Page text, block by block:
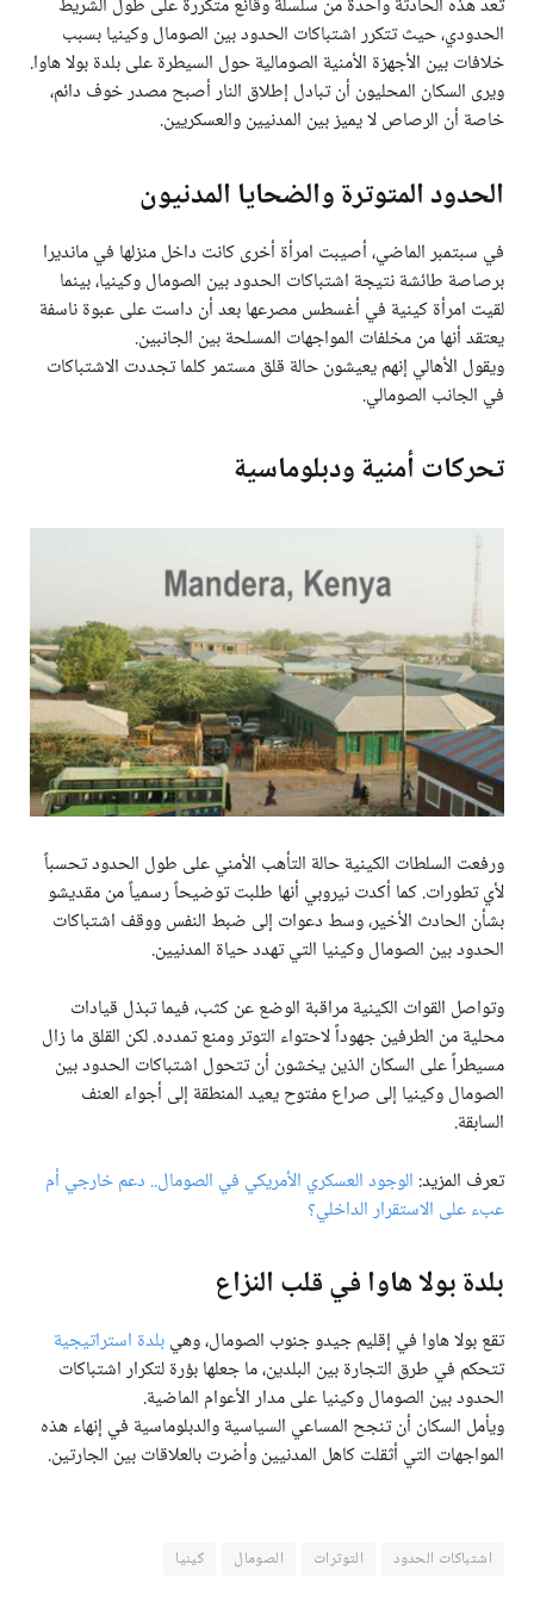
تُعد هذه الحادثة واحدة من سلسلة وقائع متكررة على طول الشريط
الحدودي، حيث تتكرر اشتباكات الحدود بين الصومال وكينيا بسبب
خلافات بين الأجهزة الأمنية الصومالية حول السيطرة على بلدة بولا هاوا.
ويرى السكان المحليون أن تبادل إطلاق النار أصبح مصدر خوف دائم،
خاصة أن الرصاص لا يميز بين المدنيين والعسكريين.
الحدود المتوترة والضحايا المدنيون
في سبتمبر الماضي، أصيبت امرأة أخرى كانت داخل منزلها في مانديرا
برصاصة طائشة نتيجة اشتباكات الحدود بين الصومال وكينيا، بينما
لقيت امرأة كينية في أغسطس مصرعها بعد أن داست على عبوة ناسفة
يعتقد أنها من مخلفات المواجهات المسلحة بين الجانبين.
ويقول الأهالي إنهم يعيشون حالة قلق مستمر كلما تجددت الاشتباكات
في الجانب الصومالي.
تحركات أمنية ودبلوماسية
ورفعت السلطات الكينية حالة التأهب الأمني على طول الحدود تحسباً
لأي تطورات. كما أكدت نيروبي أنها طلبت توضيحاً رسمياً من مقديشو
بشأن الحادث الأخير، وسط دعوات إلى ضبط النفس ووقف اشتباكات
الحدود بين الصومال وكينيا التي تهدد حياة المدنيين.
وتواصل القوات الكينية مراقبة الوضع عن كثب، فيما تبذل قيادات
محلية من الطرفين جهوداً لاحتواء التوتر ومنع تمدده. لكن القلق ما زال
مسيطراً على السكان الذين يخشون أن تتحول اشتباكات الحدود بين
الصومال وكينيا إلى صراع مفتوح يعيد المنطقة إلى أجواء العنف
السابقة.
تعرف المزيد: الوجود العسكري الأمريكي في الصومال.. دعم خارجي أم
عبء على الاستقرار الداخلي؟
بلدة بولا هاوا في قلب النزاع
تقع بولا هاوا في إقليم جيدو جنوب الصومال، وهيبلدة استراتيجية
تتحكم في طرق التجارة بين البلدين، ما جعلها بؤرة لتكرار اشتباكات
الحدود بين الصومال وكينيا على مدار الأعوام الماضية.
ويأمل السكان أن تنجح المساعي السياسية والدبلوماسية في إنهاء هذه
المواجهات التي أثقلت كاهل المدنيين وأضرت بالعلاقات بين الجارتين.
اشتباكات الحدود التوترات الصومال كينيا